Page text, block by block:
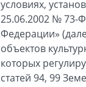
условиях,
25.06.2002 № 73-
Федерации»
объектов
которых
статей 94, 99